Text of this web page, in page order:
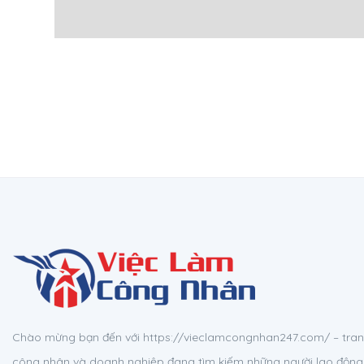
Chào mừng bạn đến với https://vieclamcongnhan247.com/ –